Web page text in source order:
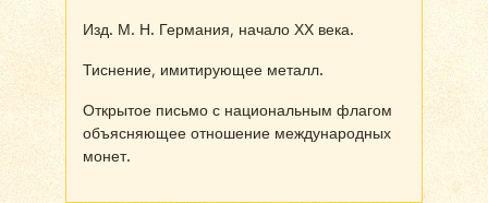
Изд. М. Н. Германия, начало ХХ века.
Тиснение, имитирующее металл.
Открытое письмо с национальным флагом
объясняющее отношение международных
монет.